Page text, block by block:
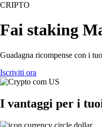
CRIPTO
Fai staking
Guadagna ricompense con i
Iscriviti ora
I vantaggi per i